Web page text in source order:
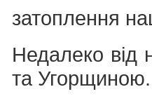
затоплення
Недалеко від
та Угорщиною.